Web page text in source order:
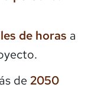
de horas a
de 2050